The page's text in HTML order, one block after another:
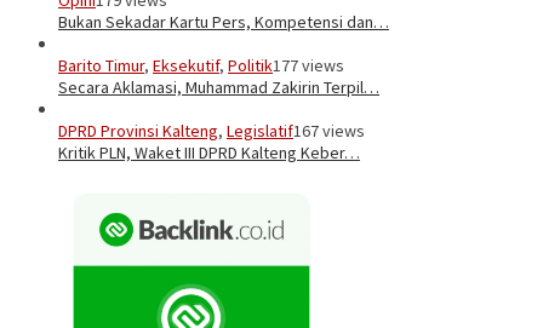
Bukan Sekadar Kartu Pers, Kompetensi dan…
Barito Timur, Eksekutif, Politik177 views
Secara Aklamasi, Muhammad Zakirin Terpil…
DPRD Provinsi Kalteng, Legislatif167 views
Kritik PLN, Waket III DPRD Kalteng Keber…